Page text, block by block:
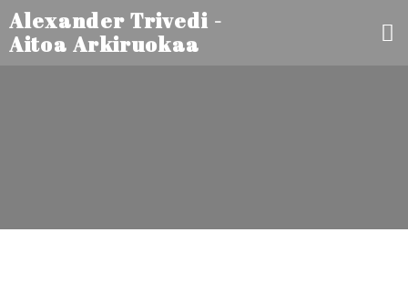
Alexander Trivedi -
Aitoa Arkiruokaa